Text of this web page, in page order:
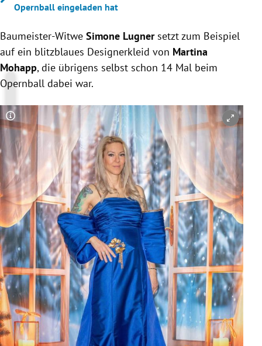
Opernball eingeladen hat
Baumeister-Witwe Simone Lugnersetzt zum Beispiel
auf ein blitzblaues Designerkleid von Martina
Mohapp, die übrigens selbst schon 14 Mal beim
Opernball dabei war.
Copyright-Hinweis öffnen/schließen